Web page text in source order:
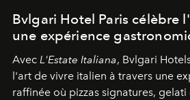
Bvlgari Hotel Paris célèbre
une expérience
Avec L'Estate Italiana, Bvlgari
l'art de vivre italien à travers une
raffinée où pizzas signatures,